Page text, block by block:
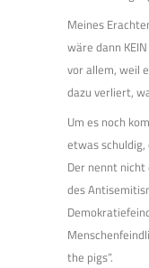
Meines
wäre dann
vor allem, weil
dazu verliert,
Um es noch
etwas
Der nennt nicht
des
the pigs”.